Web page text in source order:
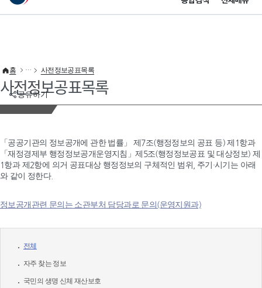
이 누리집은 대한민국 공식 전자정부 누리집입니다.
공유하기
홈 사전정보공표목록
사전정보공표목록
「공공기관의 정보공개에 관한 법률」 제7조(행정정보의 공표 등) 제1항과
「재정경제부 행정정보공개운영지침」제5조(행정정보공표 및 대상정보) 제
1항과 제2항에 의거 공표대상 행정정보의 구체적인 범위, 주기·시기는 아래
와 같이 정한다.
정보공개관련 문의는 소관부처 담당과로 문의(운영지원과)
전체
자주 찾는 정보
국민의 생명 신체 재산보호